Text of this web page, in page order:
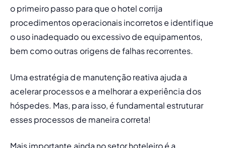
o primeiro passo para que o hotel corrija
procedimentos operacionais incorretos e identifique
o uso inadequado ou excessivo de equipamentos,
bem como outras origens de falhas recorrentes.
Uma estratégia de manutenção reativa ajuda a
acelerar processos e a melhorar a experiência dos
hóspedes. Mas, para isso, é fundamental estruturar
esses processos de maneira correta!